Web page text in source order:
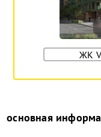
ЖК
основная